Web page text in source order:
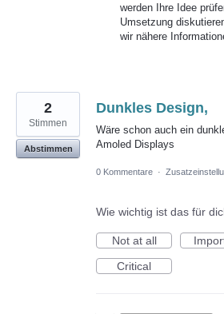
werden Ihre Idee
Umsetzung
wir nähere
Dunkles Design,
Wäre schon auch ein
Amoled Displays
2
Stimmen
Abstimmen
0 Kommentare ·
Wie wichtig ist das für
Not at all
Critical